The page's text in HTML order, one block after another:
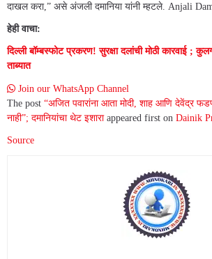
दाखल करा,” असे अंजली दमानिया यांनी म्हटले. Anjali
हेही वाचा:
दिल्ली बॉम्बस्फोट प्रकरण! सुरक्षा दलांची मोठी कारवाई ;
ताब्यात
Join our WhatsApp Channel
The post “अजित पवारांना आता मोदी, शाह आणि देवेंद्र
नाही”; दमानियांचा थेट इशाराappeared first on Dainik
Source